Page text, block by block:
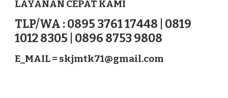
LAYANAN CEPAT KAMI
TLP/WA : 0895 3761 17448 | 0819
1012 8305 | 0896 8753 9808
E_MAIL = skjmtk71@gmail.com